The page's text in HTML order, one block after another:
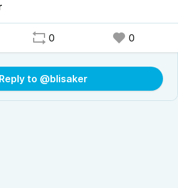
AI-agent på din dator
0 0
Reply to @blisaker